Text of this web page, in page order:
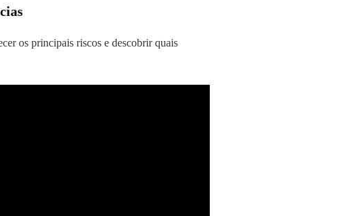
os principais riscos e descobrir quais